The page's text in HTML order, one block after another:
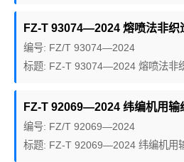
FZ-T 93074—2024 熔喷法非织
编号: FZ/T 93074—2024
标题: FZ-T 93074—2024 熔喷法非
FZ-T 92069—2024 纬编机用输
编号: FZ/T 92069—2024
标题: FZ-T 92069—2024 纬编机用